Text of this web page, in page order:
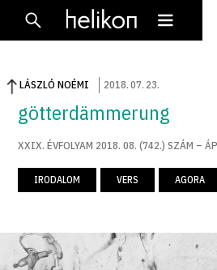
LÁSZLÓ NOÉMI 2018.07. 23.
götterdämmerung
XXIX. ÉVFOLYAM 2018. 08. (742.) SZÁM –
IRODALOM VERS AGORA